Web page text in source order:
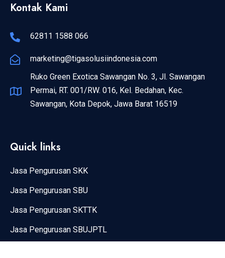
Kontak Kami
62811 1588 066
marketing@tigasolusiindonesia.com
Ruko Green Exotica Sawangan No. 3, Jl. Sawangan
Permai, RT. 001/RW. 016, Kel. Bedahan, Kec.
Sawangan, Kota Depok, Jawa Barat 16519
Quick links
Jasa Pengurusan SKK
Jasa Pengurusan SBU
Jasa Pengurusan SKTTK
Jasa Pengurusan SBUJPTL